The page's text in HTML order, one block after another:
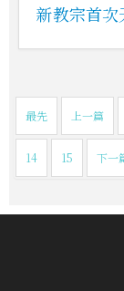
新教宗首次
最先 上一篇
14 15 下一